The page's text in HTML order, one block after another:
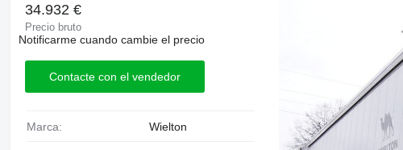
34.932 €
Precio bruto
Notificarme cuando cambie el precio
Contacte con el vendedor
Marca: Wielton